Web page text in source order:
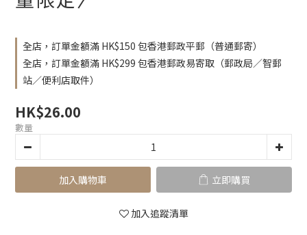
全店，訂單金額滿 HK$150 包香港郵政平郵（普通郵寄）
全店，訂單金額滿 HK$299 包香港郵政易寄取（郵政局／智郵
站／便利店取件）
HK$26.00
數量
加入購物車 立即購買
加入追蹤清單